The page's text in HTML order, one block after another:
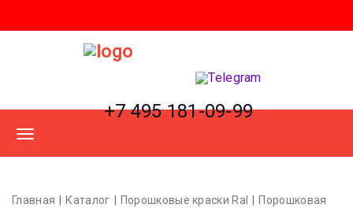
+7 495 181-09-99
Главная Каталог Порошковые краски Ral
Порошковая